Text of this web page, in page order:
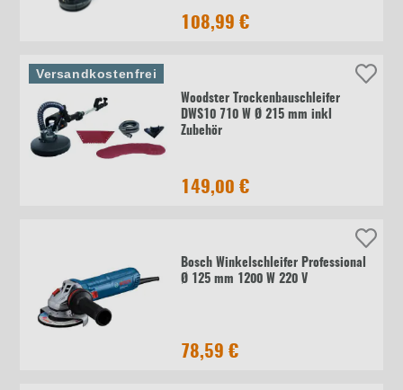
108,99 €
Woodster Trockenbauschleifer
DWS10 710 W Ø 215 mm inkl
Zubehör
149,00 €
Versandkostenfrei
Bosch Winkelschleifer Professional
Ø 125 mm 1200 W 220 V
78,59 €